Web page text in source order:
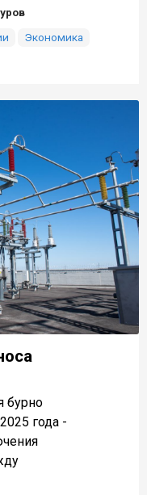
Экономика
бурно
года -